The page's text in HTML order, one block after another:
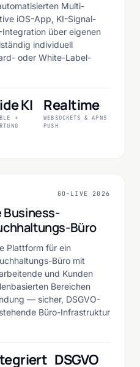
Multi-
iOS-App, KI-Signal-
über eigenen
individuell
oder White-Label-
KI
+
Realtime
WEBSOCKETS & APNS
PUSH
WEB & SOFTWARE
GO-LIVE 2026
Business-
Büro
Plattform für ein
Büro mit
und Kunden
Bereichen
— sicher, DSGVO-
Büro-Infrastruktur
DSGVO